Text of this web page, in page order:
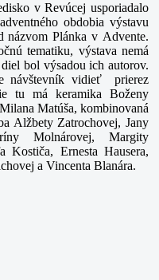
v Revúcej usporiadalo
obdobia výstavu
názvom Plánka v Advente.
tematiku, výstava nemá
bol výsadou ich autorov.
návštevník vidieť prierez
tu má keramika Boženy
Matúša, kombinovaná
Alžbety Zatrochovej, Jany
Molnárovej, Margity
Kostiča, Ernesta Hausera,
a Vincenta Blanára.